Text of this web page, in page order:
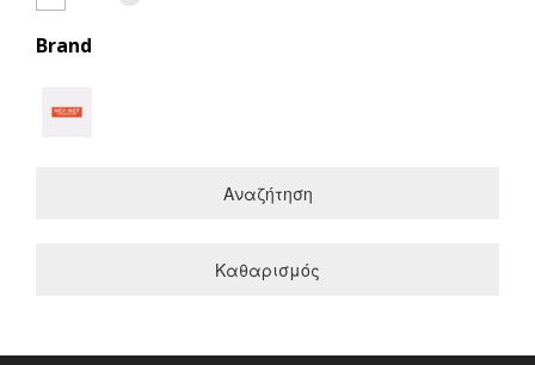
Brand
Αναζήτηση
Καθαρισμός